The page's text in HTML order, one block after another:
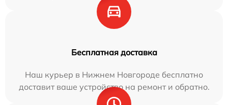
Бесплатная доставка
Наш курьер в Нижнем Новгороде бесплатно
доставит ваше устройство на ремонт и обратно.